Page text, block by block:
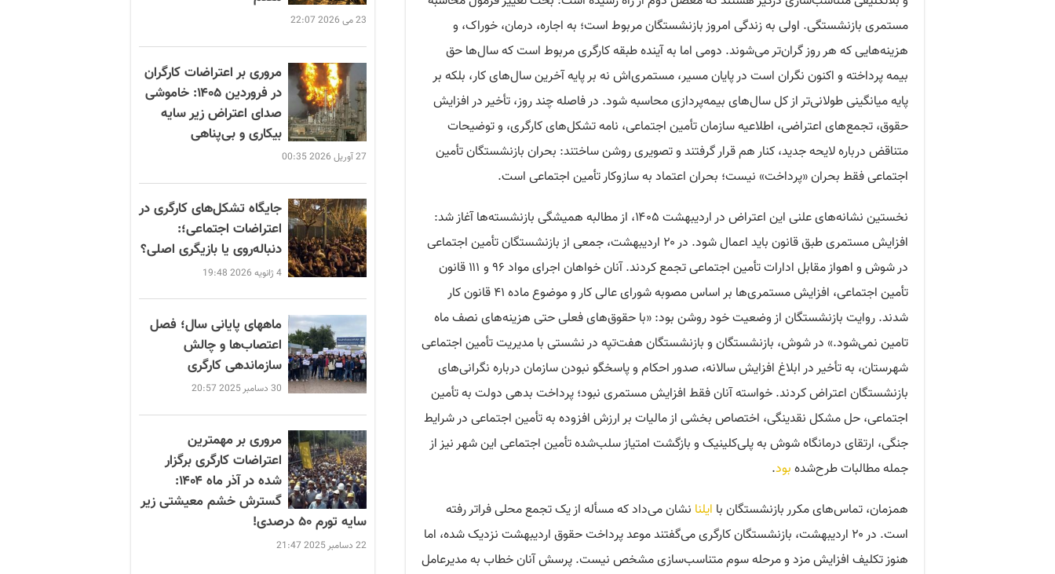
مستمری بازنشستگی. اولی به زندگی امروز بازنشستگان مربوط است؛ به اجاره، درمان، خوراک، و
هزینه‌هایی که هر روز گران‌تر می‌شوند. دومی اما به آینده طبقه کارگری مربوط است که سال‌ها حق
بیمه پرداخته و اکنون نگران است در پایان مسیر، مستمری‌اش نه بر پایه آخرین سال‌های کار، بلکه بر
پایه میانگینی طولانی‌تر از کل سال‌های بیمه‌پردازی محاسبه شود. در فاصله چند روز، تأخیر در افزایش
حقوق، تجمع‌های اعتراضی، اطلاعیه سازمان تأمین اجتماعی، نامه تشکل‌های کارگری، و توضیحات
متناقض درباره لایحه جدید، کنار هم قرار گرفتند و تصویری روشن ساختند: بحران بازنشستگان تأمین
اجتماعی فقط بحران «پرداخت» نیست؛ بحران اعتماد به سازوکار تأمین اجتماعی است.
نخستین نشانه‌های علنی این اعتراض در اردیبهشت ۱۴۰۵، از مطالبه همیشگی بازنشسته‌ها آغاز شد:
افزایش مستمری طبق قانون باید اعمال شود. در ۲۰ اردیبهشت، جمعی از بازنشستگان تأمین اجتماعی
در شوش و اهواز مقابل ادارات تأمین اجتماعی تجمع کردند. آنان خواهان اجرای مواد ۹۶ و ۱۱۱ قانون
تأمین اجتماعی، افزایش مستمری‌ها بر اساس مصوبه شورای عالی کار و موضوع ماده ۴۱ قانون کار
شدند. روایت بازنشستگان از وضعیت خود روشن بود: «با حقوق‌های فعلی حتی هزینه‌های نصف ماه
تامین نمی‌شود.» در شوش، بازنشستگان و بازنشستگان هفت‌تپه در نشستی با مدیریت تأمین اجتماعی
شهرستان، به تأخیر در ابلاغ افزایش سالانه، صدور احکام و پاسخگو نبودن سازمان درباره نگرانی‌های
بازنشستگان اعتراض کردند. خواسته آنان فقط افزایش مستمری نبود؛ پرداخت بدهی دولت به تأمین
اجتماعی، حل مشکل نقدینگی، اختصاص بخشی از مالیات بر ارزش افزوده به تأمین اجتماعی در شرایط
جنگی، ارتقای درمانگاه شوش به پلی‌کلینیک و بازگشت امتیاز سلب‌شده تأمین اجتماعی این شهر نیز از
جمله مطالبات طرح‌شده بود.
همزمان، تماس‌های مکرر بازنشستگان با ایلنا نشان می‌داد که مسأله از یک تجمع محلی فراتر رفته
است. در ۲۰ اردیبهشت، بازنشستگان کارگری می‌گفتند موعد پرداخت حقوق اردیبهشت نزدیک شده، اما
هنوز تکلیف افزایش مزد و مرحله سوم متناسب‌سازی مشخص نیست. پرسش آنان خطاب به مدیرعامل
23 می 2026 22:07
مروری بر اعتراضات کارگران
در فروردین ۱۴۰۵: خاموشی
صدای اعتراض زیر سایه
بیکاری و بی‌پناهی
27 آوریل 2026 00:35
جایگاه تشکل‌های کارگری در
اعتراضات اجتماعی؛:
دنباله‌روی یا بازیگری اصلی؟
4 ژانویه 2026 19:48
ماههای پایانی سال؛ فصل
اعتصاب‌ها و چالش
سازماندهی کارگری
30 دسامبر 2025 20:57
مروری بر مهمترین
اعتراضات کارگری برگزار
شده در آذر ماه ۱۴۰۴:
گسترش خشم معیشتی زیر
سایه تورم ۵۰ درصدی!
22 دسامبر 2025 21:47